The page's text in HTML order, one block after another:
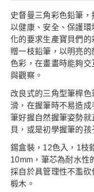
史督曼三角彩色鉛筆，
以健康、安全、保護
化的要求生產寶貝們
贈一枝鉛筆，以明亮
色彩，在畫畫時能夠
與觀察。
改良式的三角型筆桿
滑，在握筆時不易造成
筆好握自然握筆姿勢
貝，或是初學握筆的孩
錫盒裝，12色入，1枝
10mm，筆芯為耐水性
採自於具管理性不濫
椴木。